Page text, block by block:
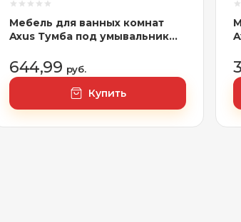
Мебель для ванных комнат
Axus Тумба под умывальник
644,99 руб.
Купить